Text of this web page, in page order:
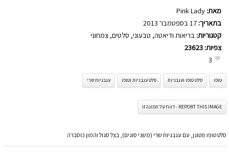
מאת: Pink Lady
בתאריך:
קטגוריות: בריאות ודיאטה, טבעוני, סלטים, צמחוני
צפיות: 23623
3
טופו סלט טופו ועגבניות סלט עגבניות וטופו עגבניות שרי
REPORT THIS IMAGE - דווח על תמונה זו
סלט טופו מטוגן, עם עגבניות שרי (משני סוגים), בצל סגול והמון כוסברה